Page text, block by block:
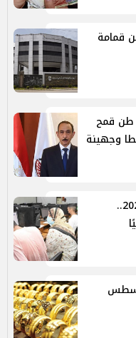
العشوائية و120 طن قمامة
توريد 190 ألف طن قمح
وجهينة
نتيجة تنسيق المرحلة الأولى 2026..
السبت 8 أغسطس